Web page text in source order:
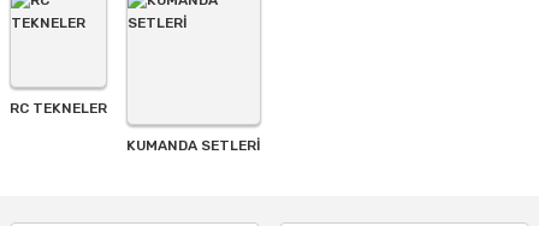
RC TEKNELER
KUMANDA SETLERİ